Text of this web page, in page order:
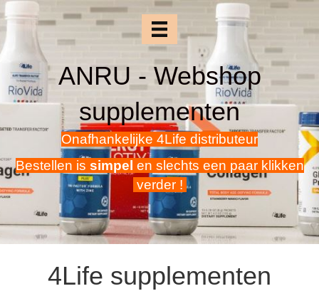
ANRU - Webshop
supplementen
Onafhankelijke 4Life distributeur
Bestellen is simpel en slechts een paar klikken
verder !
4Life supplementen